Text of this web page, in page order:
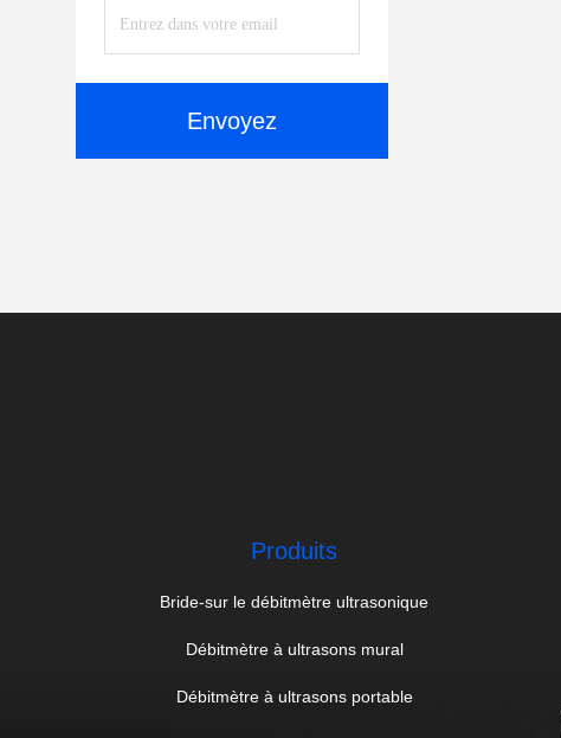
Envoyez
Produits
Bride-sur le débitmètre ultrasonique
Débitmètre à ultrasons mural
Débitmètre à ultrasons portable